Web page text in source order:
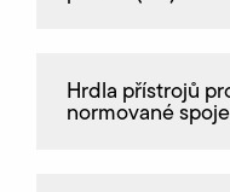
Hrdla přístrojů
normované spoje